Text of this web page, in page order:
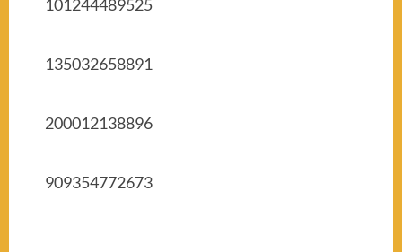
101244489525
135032658891
200012138896
909354772673